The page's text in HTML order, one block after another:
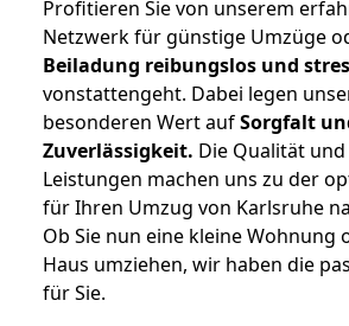
Profitieren Sie von unserem
Netzwerk für günstige Umzüge
Beiladung reibungslos und
vonstattengeht. Dabei legen
besonderen Wert aufSorgfalt
Zuverlässigkeit. Die Qualität
Leistungen machen uns zu der
für Ihren Umzug von Karlsruhe
Ob Sie nun eine kleine Wohnung
Haus umziehen, wir haben die
für Sie.